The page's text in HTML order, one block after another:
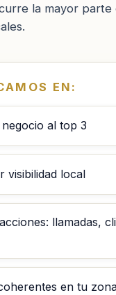
la mayor parte
EN:
al top 3
visibilidad local
llamadas,
en tu